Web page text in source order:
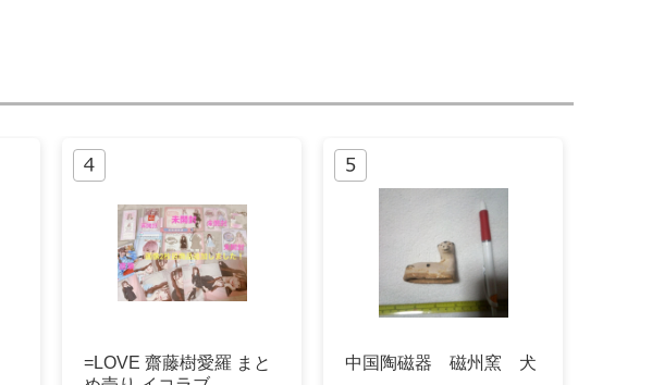
=LOVE 齋藤樹愛羅 まと
中国陶磁器 磁州窯 犬